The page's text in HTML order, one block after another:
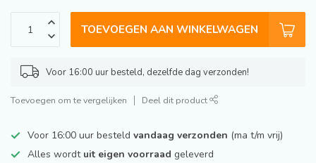
TOEVOEGEN AAN WINKELWAGEN
Voor 16:00 uur besteld, dezelfde dag verzonden!
Toevoegen om te vergelijken Deel dit product
Voor 16:00 uur besteld vandaag verzonden (ma t/m vrij)
Alles wordt uit eigen voorraad geleverd